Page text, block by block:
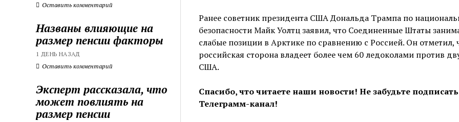
Оставить комментарий
Названы влияющие на
размер пенсии факторы
1 ДЕНЬ НАЗАД
Оставить комментарий
Эксперт рассказала, что
может повлиять на
размер пенсии
Ранее советник президента США Дональда Трампа по
безопасности Майк Уолтц заявил, что Соединенные Штаты
слабые позиции в Арктике по сравнению с Россией. Он отметил,
российская сторона владеет более чем 60 ледоколами против
США.
Спасибо, что читаете наши новости! Не забудьте
Телеграмм-канал!